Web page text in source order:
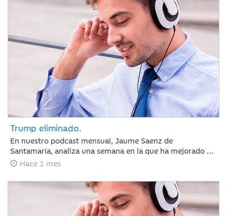
deuda pública. Las actas de la Reserva Federal reforzaron
la atención sobre la inflación, elevando ligeramente las
expectativas de tipos de interés.
Trump eliminado.
En nuestro podcast mensual, Jaume Saenz de
Santamaría, analiza una semana en la que ha mejorado el
sentimiento de mercado por la moderación de la inflación
Fed mantendrán los tipos estables en julio. Europa subió
por la banca y Meta sacudió las tecnológicas con dudas
sobre la IA, mientras el mercado mira ya a los resultados
Hace 1 mes